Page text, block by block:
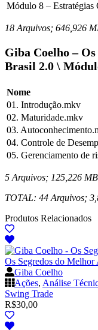
Módulo 8 – Estratégias
18 Arquivos; 646,926
Giba Coelho –
Brasil 2.0 \
Nome
01. Introdução.mkv
02. Maturidade.mkv
03.
04. Controle de
05. Gerenciamento de
5 Arquivos; 125,226 MB
TOTAL: 44 Arquivos;
Produtos Relacionados
Os Segredos do
Giba Coelho
Ações, Análise
Swing Trade
R$30,00